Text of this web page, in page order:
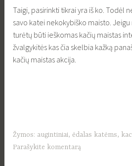
Taigi, pasirinkti tikrai yra iš ko. Todėl
savo katei nekokybiško maisto.
turėtų būti ieškomas kačių maistas
žvalgykitės kas čia skelbia kažką
kačių maistas akcija.
Žymos: augintiniai,ėdalas katėms,
Parašykite komentarą